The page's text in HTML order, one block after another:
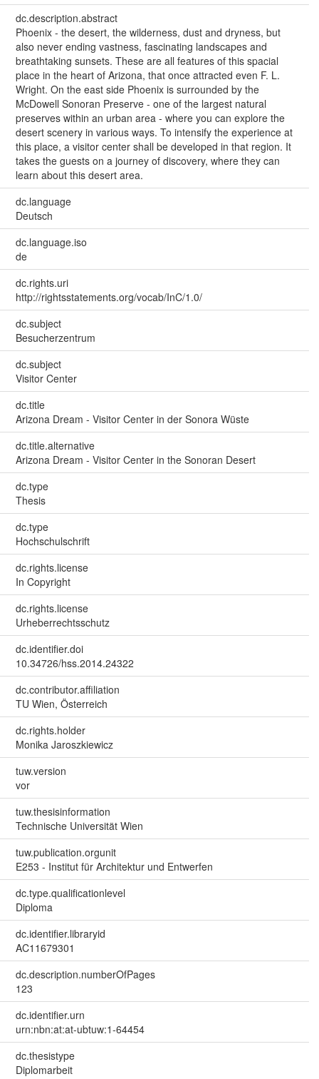
dc.description.abstract
Phoenix - the desert, the wilderness, dust and dryness, but
also never ending vastness, fascinating landscapes and
breathtaking sunsets. These are all features of this spacial
place in the heart of Arizona, that once attracted even F. L.
Wright. On the east side Phoenix is surrounded by the
McDowell Sonoran Preserve - one of the largest natural
preserves within an urban area - where you can explore the
desert scenery in various ways. To intensify the experience at
this place, a visitor center shall be developed in that region. It
takes the guests on a journey of discovery, where they can
learn about this desert area.
dc.language
Deutsch
dc.language.iso
de
dc.rights.uri
http://rightsstatements.org/vocab/InC/1.0/
dc.subject
Besucherzentrum
dc.subject
Visitor Center
dc.title
Arizona Dream - Visitor Center in der Sonora Wüste
dc.title.alternative
Arizona Dream - Visitor Center in the Sonoran Desert
dc.type
Thesis
dc.type
Hochschulschrift
dc.rights.license
In Copyright
dc.rights.license
Urheberrechtsschutz
dc.identifier.doi
10.34726/hss.2014.24322
dc.contributor.affiliation
TU Wien, Österreich
dc.rights.holder
Monika Jaroszkiewicz
tuw.version
vor
tuw.thesisinformation
Technische Universität Wien
tuw.publication.orgunit
E253 - Institut für Architektur und Entwerfen
dc.type.qualificationlevel
Diploma
dc.identifier.libraryid
AC11679301
dc.description.numberOfPages
123
dc.identifier.urn
urn:nbn:at:at-ubtuw:1-64454
dc.thesistype
Diplomarbeit